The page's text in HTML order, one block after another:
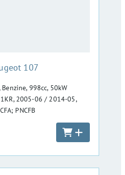
107
998cc, 50kW
2005-06 / 2014-05,
PNCFB